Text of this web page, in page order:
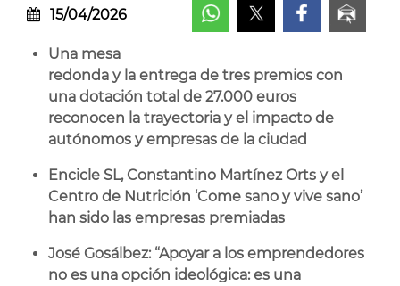
15/04/2026
Una mesa
redonda y la entrega de tres premios con
una dotación total de 27.000 euros
reconocen la trayectoria y el impacto de
autónomos y empresas de la ciudad
Encicle SL, Constantino Martínez Orts y el
Centro de Nutrición ‘Come sano y vive sano’
han sido las empresas premiadas
José Gosálbez: “Apoyar a los emprendedores
no es una opción ideológica: es una